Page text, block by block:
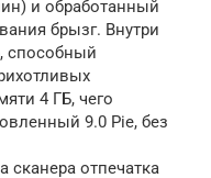
и обработанный
брызг. Внутри
способный
4 ГБ, чего
9.0 Pie, без
сканера отпечатка